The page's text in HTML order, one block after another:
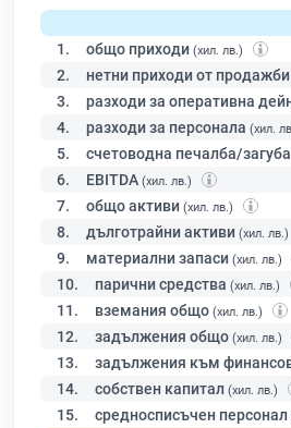
1. общо приходи (хил. лв.)
2. нетни приходи от продажби
3. разходи за оперативна
4. разходи за персонала (хил.
5. счетоводна печалба/загуба
6. EBITDA (хил. лв.)
7. общо активи (хил. лв.)
8. дълготрайни активи (хил. лв.)
9. материални запаси (хил. лв.)
10. парични средства (хил. лв.)
11. вземания общо (хил. лв.)
12. задължения общо (хил. лв.)
13. задължения към
14. собствен капитал (хил. лв.)
15. средносписъчен персонал